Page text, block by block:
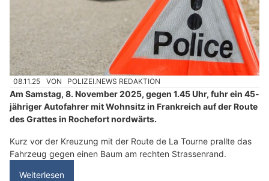
08.11.25 VON POLIZEI.NEWS REDAKTION
Am Samstag, 8. November 2025, gegen 1.45 Uhr, fuhr ein 45-
jähriger Autofahrer mit Wohnsitz in Frankreich auf der Route
des Grattes in Rochefort nordwärts.
Kurz vor der Kreuzung mit der Route de La Tourne prallte das
Fahrzeug gegen einen Baum am rechten Strassenrand.
Weiterlesen